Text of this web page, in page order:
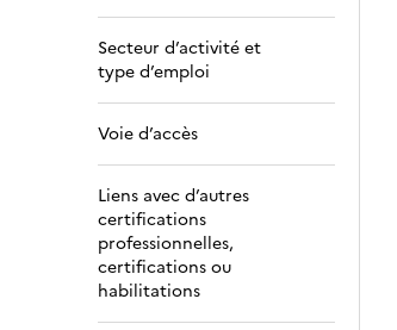
Secteur d’activité et
type d’emploi
Voie d’accès
Liens avec d’autres
certifications
professionnelles,
certifications ou
habilitations